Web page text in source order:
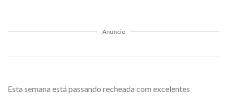
Anuncio
Esta semana está passando recheada com excelentes